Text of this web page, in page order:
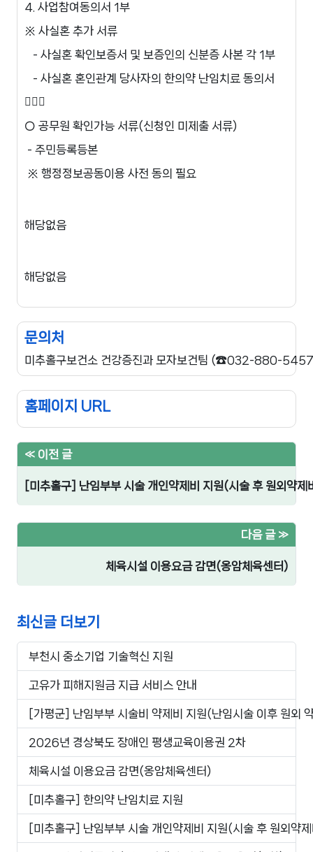
4. 사업참여동의서 1부
※ 사실혼 추가 서류

○ 공무원 확인가능 서류(신청인 미제출 서류)
※ 행정정보공동이용 사전 동의 필요
해당없음
해당없음
문의처
미추홀구보건소 건강증진과 모자보건팀 (☎032-880-5457
홈페이지 URL
« 이전 글
[미추홀구] 난임부부 시술 개인약제비 지원(시술 후 원외약제
다음 글 »
체육시설 이용요금 감면(옹암체육센터)
최신글 더보기
부천시 중소기업 기술혁신 지원
고유가 피해지원금 지급 서비스 안내
[가평군] 난임부부 시술비 약제비 지원(난임시술 이후 원외
2026년 경상북도 장애인 평생교육이용권 2차
체육시설 이용요금 감면(옹암체육센터)
[미추홀구] 한의약 난임치료 지원
[미추홀구] 난임부부 시술 개인약제비 지원(시술 후 원외약